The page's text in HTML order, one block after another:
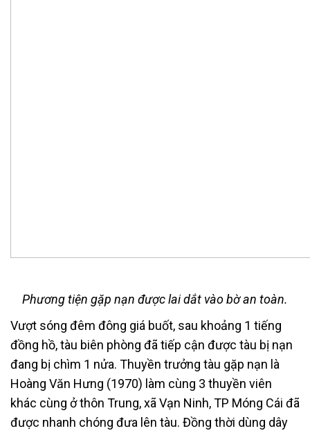
Phương tiện gặp nạn được lai dắt vào bờ an toàn.
Vượt sóng đêm đông giá buốt, sau khoảng 1 tiếng
đồng hồ, tàu biên phòng đã tiếp cận được tàu bị nạn
đang bị chìm 1 nửa. Thuyền trưởng tàu gặp nạn là
Hoàng Văn Hưng (1970) làm cùng 3 thuyền viên
khác cùng ở thôn Trung, xã Vạn Ninh, TP Móng Cái đã
được nhanh chóng đưa lên tàu. Đồng thời dùng dây